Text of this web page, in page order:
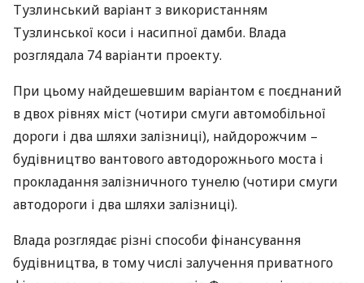
Тузлинський варіант з використанням
Тузлинської коси і насипної дамби. Влада
розглядала 74 варіанти проекту.
При цьому найдешевшим варіантом є поєднаний
в двох рівнях міст (чотири смуги автомобільної
дороги і два шляхи залізниці), найдорожчим –
будівництво вантового автодорожнього моста і
прокладання залізничного тунелю (чотири смуги
автодороги і два шляхи залізниці).
Влада розглядає різні способи фінансування
будівництва, в тому числі залучення приватного